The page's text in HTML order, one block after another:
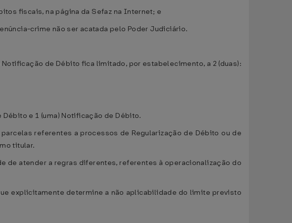
fiscais, na página da Sefaz na Internet; e
crime não ser acatada pelo Poder Judiciário.
de Débito fica limitado, por estabelecimento, a 2 (duas):
Débito e 1 (uma) Notificação de Débito.
referentes a processos de Regularização de Débito ou de
titular.
de atender a regras diferentes, referentes à operacionalização do
explicitamente determine a não aplicabilidade do limite previsto